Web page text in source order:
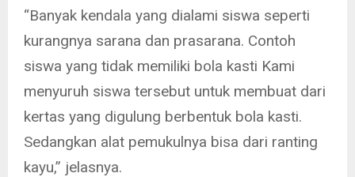
“Banyak kendala yang dialami siswa seperti
kurangnya sarana dan prasarana. Contoh
siswa yang tidak memiliki bola kasti Kami
menyuruh siswa tersebut untuk membuat dari
kertas yang digulung berbentuk bola kasti.
Sedangkan alat pemukulnya bisa dari ranting
kayu,” jelasnya.